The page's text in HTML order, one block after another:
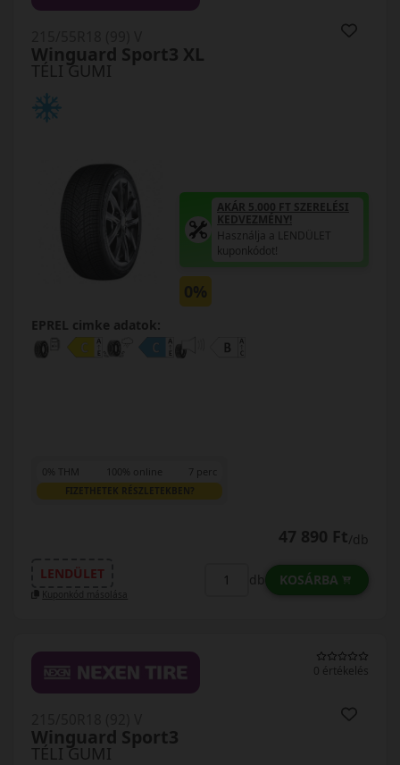
TÉLI GUMI
Winguard Sport3 XL
AKÁR 5.000 FT SZERELÉSI
KEDVEZMÉNY!
Használja a LENDÜLET
kuponkódot!
0%
EPREL cimke adatok:
0% THM 100% online 7 perc
FIZETHETEK RÉSZLETEKBEN?
47 890 Ft/db
LENDÜLET
Kuponkód másolása
db KOSÁRBA
0 értékelés
TÉLI GUMI
Winguard Sport3